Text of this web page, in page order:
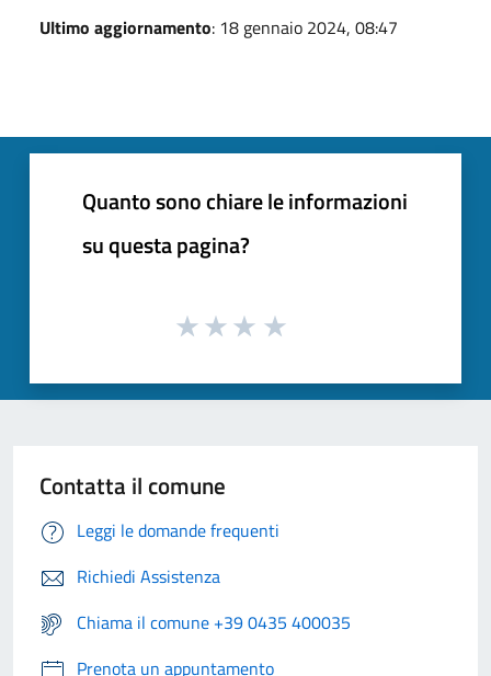
Ultimo aggiornamento: 18 gennaio 2024, 08:47
Quanto sono chiare le informazioni
su questa pagina?
Contatta il comune
Leggi le domande frequenti
Richiedi Assistenza
Chiama il comune +39 0435 400035
Prenota un appuntamento